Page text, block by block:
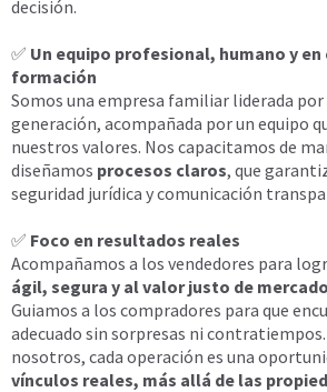
decisión.
✅ Un equipo profesional, humano y
formación
Somos una empresa familiar liderada por
generación, acompañada por un equipo
nuestros valores. Nos capacitamos de
diseñamos procesos claros, que
seguridad jurídica y comunicación
✅ Foco en resultados reales
Acompañamos a los vendedores para
ágil, segura y al valor justo de mercado
Guiamos a los compradores para que
adecuado sin sorpresas ni
nosotros, cada operación es una
vínculos reales, más allá de las